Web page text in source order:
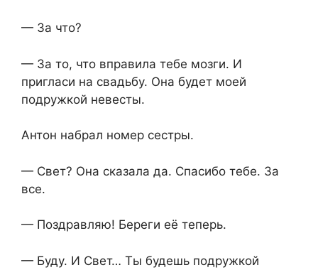
— За что?
— За то, что вправила тебе мозги. И
пригласи на свадьбу. Она будет моей
подружкой невесты.
Антон набрал номер сестры.
— Свет? Она сказала да. Спасибо тебе. За
все.
— Поздравляю! Береги её теперь.
— Буду. И Свет… Ты будешь подружкой